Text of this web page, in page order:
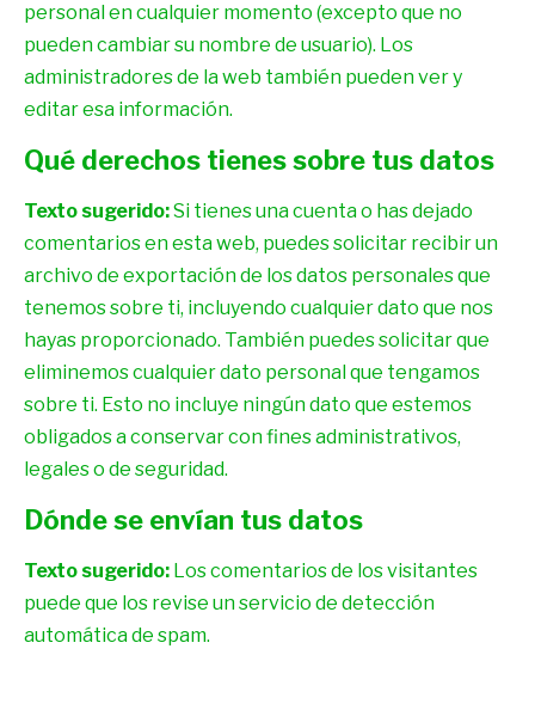
personal en cualquier momento (excepto que no
pueden cambiar su nombre de usuario). Los
administradores de la web también pueden ver y
editar esa información.
Qué derechos tienes sobre tus datos
Texto sugerido:Si tienes una cuenta o has dejado
comentarios en esta web, puedes solicitar recibir un
archivo de exportación de los datos personales que
tenemos sobre ti, incluyendo cualquier dato que nos
hayas proporcionado. También puedes solicitar que
eliminemos cualquier dato personal que tengamos
sobre ti. Esto no incluye ningún dato que estemos
obligados a conservar con fines administrativos,
legales o de seguridad.
Dónde se envían tus datos
Texto sugerido: Los comentarios de los visitantes
puede que los revise un servicio de detección
automática de spam.